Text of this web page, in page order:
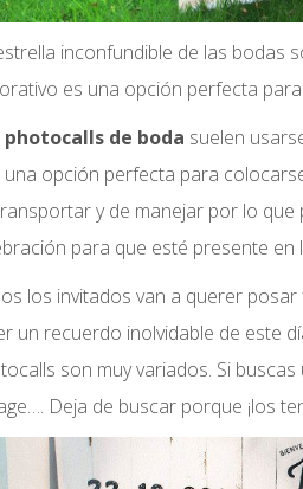
inconfundible de las bodas
es una opción perfecta
photocalls de boda suelen
una opción perfecta para
y de manejar por lo
para que esté presente
los invitados van a querer
un recuerdo inolvidable de este
son muy variados. Si
Deja de buscar porque ¡los